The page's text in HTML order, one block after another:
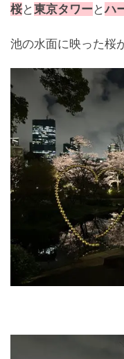
桜と東京タワーとハ
池の水面に映った桜